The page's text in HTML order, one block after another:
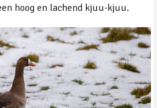
hoog en lachend kjuu-kjuu.